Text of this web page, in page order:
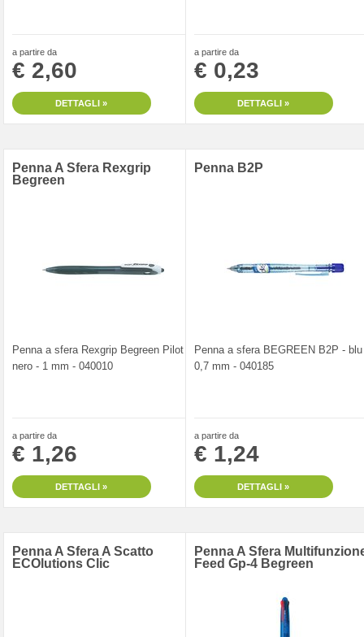
a partire da
€ 2,60
DETTAGLI »
a partire da
€ 0,23
DETTAGLI »
Penna A Sfera Rexgrip
Begreen
Penna a sfera Rexgrip Begreen Pilot -
nero - 1 mm - 040010
a partire da
€ 1,26
DETTAGLI »
Penna B2P
Penna a sfera BEGREEN B2P -
0,7 mm - 040185
a partire da
€ 1,24
DETTAGLI »
Penna A Sfera A Scatto
ECOlutions Clic
Penna A Sfera
Feed Gp-4 Begreen